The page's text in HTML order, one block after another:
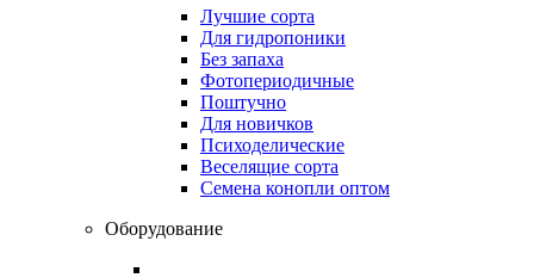
Лучшие сорта
Для гидропоники
Без запаха
Фотопериодичные
Поштучно
Для новичков
Психоделические
Веселящие сорта
Семена конопли оптом
Оборудование